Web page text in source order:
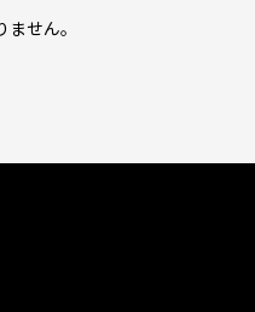
せん。